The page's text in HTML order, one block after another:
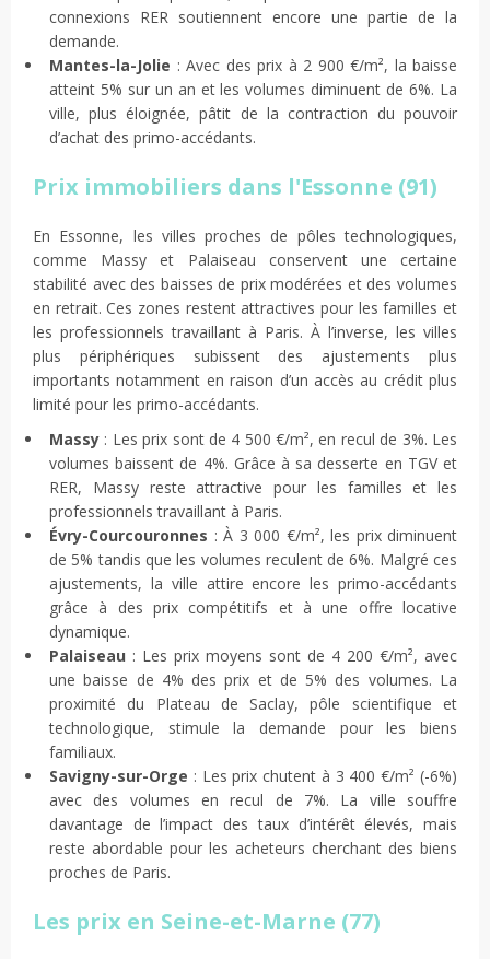
connexions RER soutiennent encore une partie de la
demande.
Mantes-la-Jolie : Avec des prix à 2 900 €/m², la baisse
atteint 5% sur un an et les volumes diminuent de 6%. La
ville, plus éloignée, pâtit de la contraction du pouvoir
d’achat des primo-accédants.
Prix immobiliers dans l'Essonne (91)
En Essonne, les villes proches de pôles technologiques,
comme Massy et Palaiseau conservent une certaine
stabilité avec des baisses de prix modérées et des volumes
en retrait. Ces zones restent attractives pour les familles et
les professionnels travaillant à Paris. À l’inverse, les villes
plus périphériques subissent des ajustements plus
importants notamment en raison d’un accès au crédit plus
limité pour les primo-accédants.
Massy : Les prix sont de 4 500 €/m², en recul de 3%. Les
volumes baissent de 4%. Grâce à sa desserte en TGV et
RER, Massy reste attractive pour les familles et les
professionnels travaillant à Paris.
Évry-Courcouronnes : À 3 000 €/m², les prix diminuent
de 5% tandis que les volumes reculent de 6%. Malgré ces
ajustements, la ville attire encore les primo-accédants
grâce à des prix compétitifs et à une offre locative
dynamique.
Palaiseau : Les prix moyens sont de 4 200 €/m², avec
une baisse de 4% des prix et de 5% des volumes. La
proximité du Plateau de Saclay, pôle scientifique et
technologique, stimule la demande pour les biens
familiaux.
Savigny-sur-Orge : Les prix chutent à 3 400 €/m² (-6%)
avec des volumes en recul de 7%. La ville souffre
davantage de l’impact des taux d’intérêt élevés, mais
reste abordable pour les acheteurs cherchant des biens
proches de Paris.
Les prix en Seine-et-Marne (77)